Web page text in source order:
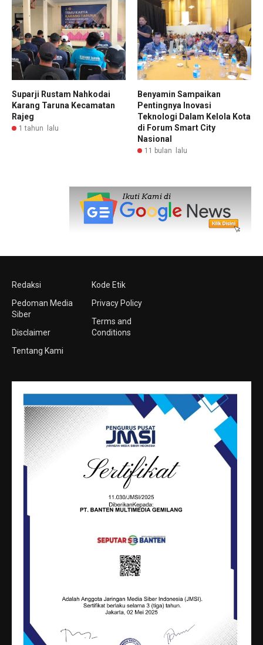
Suparji Rustam Nahkodai
Karang Taruna Kecamatan
Rajeg
1 tahun lalu
Benyamin Sampaikan
Pentingnya Inovasi
Teknologi Dalam Kelola Kota
di Forum Smart City
Nasional
11 bulan lalu
Redaksi
Pedoman Media
Siber
Disclaimer
Tentang Kami
Kode Etik
Privacy Policy
Terms and
Conditions